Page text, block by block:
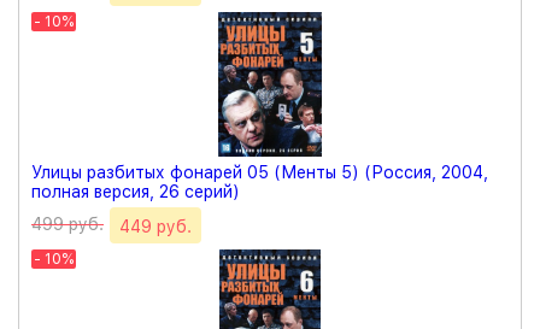
- 10%
Улицы разбитых фонарей 05 (Менты 5) (Россия, 2004,
полная версия, 26 серий)
499 руб.
449 руб.
- 10%